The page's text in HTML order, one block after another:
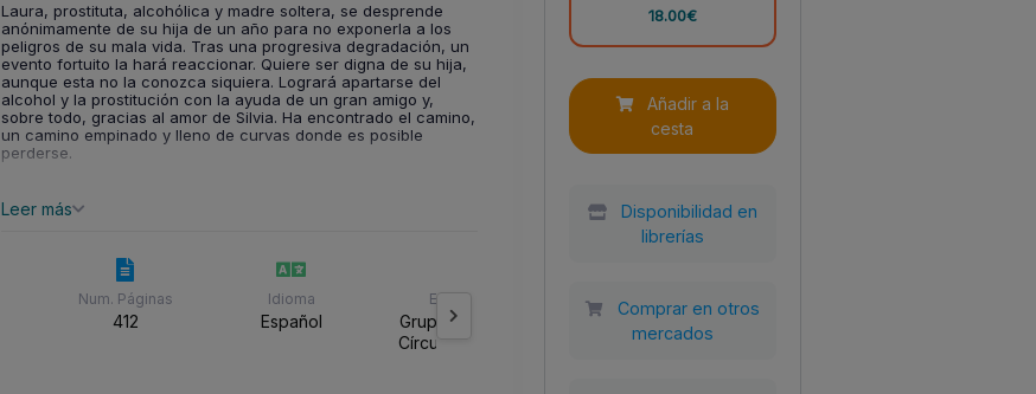
Laura, prostituta, alcohólica y madre soltera, se desprende
anónimamente de su hija de un año para no exponerla a los
peligros de su mala vida. Tras una progresiva degradación, un
evento fortuito la hará reaccionar. Quiere ser digna de su hija,
aunque esta no la conozca siquiera. Logrará apartarse del
alcohol y la prostitución con la ayuda de un gran amigo y,
sobre todo, gracias al amor de Silvia. Ha encontrado el camino,
un camino empinado y lleno de curvas donde es posible
perderse.
Leer más
Num. Páginas
412
Idioma
Español
Editorial
Grupo Editorial
Círculo Rojo SL
Año
18.00€
cesta
librerías
mercados